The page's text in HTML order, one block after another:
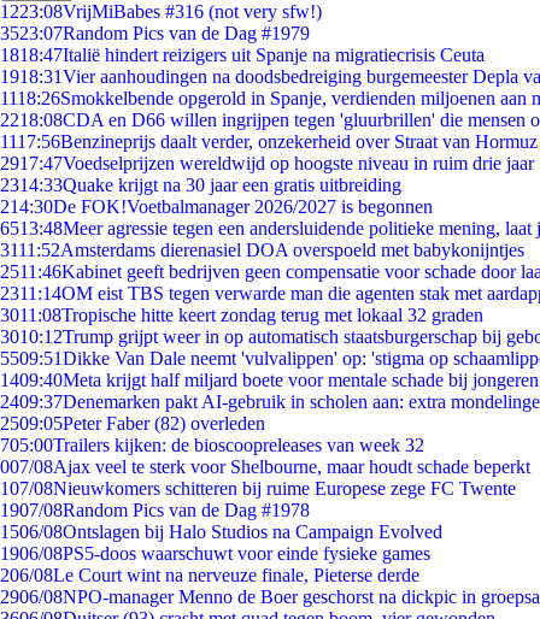
1223:08VrijMiBabes #316 (not very sfw!)
3523:07Random Pics van de Dag #1979
1818:47Italië hindert reizigers uit Spanje na migratiecrisis Ceuta
1918:31Vier aanhoudingen na doodsbedreiging burgemeester Depla
1118:26Smokkelbende opgerold in Spanje, verdienden miljoenen aan
2218:08CDA en D66 willen ingrijpen tegen 'gluurbrillen' die mensen
1117:56Benzineprijs daalt verder, onzekerheid over Straat van
2917:47Voedselprijzen wereldwijd op hoogste niveau in ruim drie jaar
2314:33Quake krijgt na 30 jaar een gratis uitbreiding
214:30De FOK!Voetbalmanager 2026/2027 is begonnen
6513:48Meer agressie tegen een andersluidende politieke mening,
3111:52Amsterdams dierenasiel DOA overspoeld met babykonijntjes
2511:46Kabinet geeft bedrijven geen compensatie voor schade door
2311:14OM eist TBS tegen verwarde man die agenten stak met
3011:08Tropische hitte keert zondag terug met lokaal 32 graden
3010:12Trump grijpt weer in op automatisch staatsburgerschap bij
5509:51Dikke Van Dale neemt 'vulvalippen' op: 'stigma op
1409:40Meta krijgt half miljard boete voor mentale schade bij jongeren
2409:37Denemarken pakt AI-gebruik in scholen aan: extra
2509:05Peter Faber (82) overleden
705:00Trailers kijken: de bioscoopreleases van week 32
007/08Ajax veel te sterk voor Shelbourne, maar houdt schade beperkt
107/08Nieuwkomers schitteren bij ruime Europese zege FC Twente
1907/08Random Pics van de Dag #1978
1506/08Ontslagen bij Halo Studios na Campaign Evolved
1906/08PS5-doos waarschuwt voor einde fysieke games
206/08Le Court wint na nerveuze finale, Pieterse derde
2906/08NPO-manager Menno de Boer geschorst na dickpic in